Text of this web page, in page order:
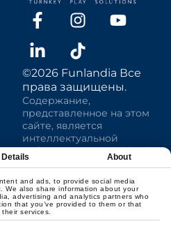
Details About
and ads, to provide social media
We also share information about your
advertising and analytics partners who
that you’ve provided to them or that
services.
©2026 Funlandia Все
права защищены.
Содержание,
представленное на этом
сайте, является
интеллектуальной
собственностью Funlandia
Play Systems Inc и
права повторно
использовать,
переиздавать или